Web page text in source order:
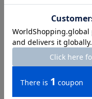
総合評価
4.5